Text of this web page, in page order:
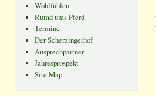
Wohlfühlen
Rumd ums Pferd
Termine
Der Scherzingerhof
Ansprechpartner
Jahresprospekt
Site Map